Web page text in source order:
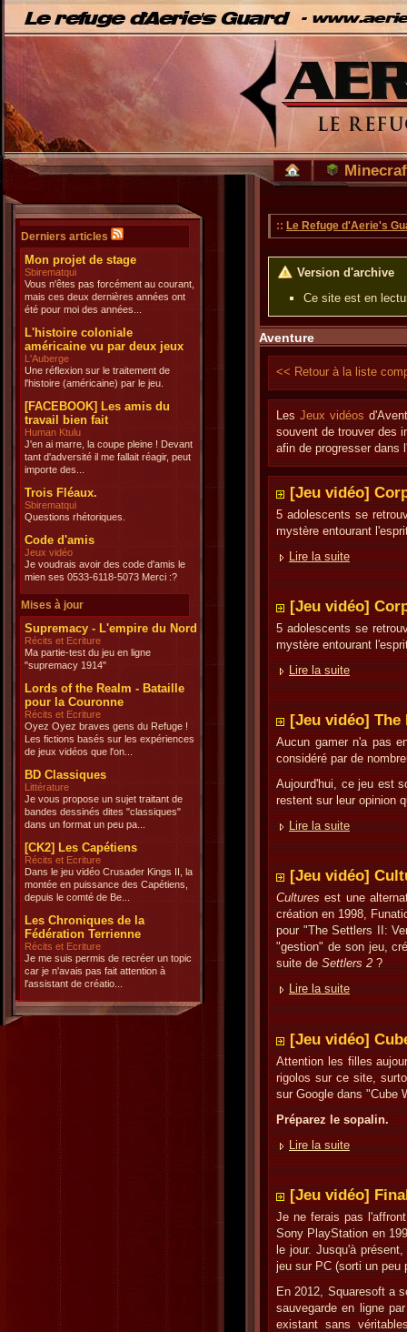
Derniers articles
Mon projet de stage
Sbirematqui
Vous n'êtes pas forcément au courant,
mais ces deux dernières années ont
été pour moi des années...
L'histoire coloniale
américaine vu par deux jeux
L'Auberge
Une réflexion sur le traitement de
l'histoire (américaine) par le jeu.
[FACEBOOK] Les amis du
travail bien fait
Human Ktulu
J'en ai marre, la coupe pleine ! Devant
tant d'adversité il me fallait réagir, peut
importe des...
Trois Fléaux.
Sbirematqui
Questions rhétoriques.
Code d'amis
Jeux vidéo
Je voudrais avoir des code d'amis le
mien ses 0533-6118-5073 Merci :?
Mises à jour
Supremacy - L'empire du Nord
Récits et Ecriture
Ma partie-test du jeu en ligne
"supremacy 1914"
Lords of the Realm - Bataille
pour la Couronne
Récits et Ecriture
Oyez Oyez braves gens du Refuge !
Les fictions basés sur les expériences
de jeux vidéos que l'on...
BD Classiques
Littérature
Je vous propose un sujet traitant de
bandes dessinés dites "classiques"
dans un format un peu pa...
[CK2] Les Capétiens
Récits et Ecriture
Dans le jeu vidéo Crusader Kings II, la
montée en puissance des Capétiens,
depuis le comté de Be...
Les Chroniques de la
Fédération Terrienne
Récits et Ecriture
Je me suis permis de recréer un topic
car je n'avais pas fait attention à
l'assistant de créatio...
:: Le Refuge d'Aerie's
Version d'archive
Ce site est en
Aventure
<< Retour à la liste
Les Jeux vidéos
souvent de trouver des
afin de progresser dans
[Jeu vidéo]
5 adolescents se
mystère entourant
Lire la suite
[Jeu vidéo]
5 adolescents se
mystère entourant
Lire la suite
[Jeu vidéo] The
Aucun gamer n'a pas
considéré par de
Aujourd'hui, ce jeu est
restent sur leur opinion
Lire la suite
[Jeu vidéo]
Cultures est une
création en 1998,
pour "The Settlers II:
"gestion" de son jeu,
suite de Settlers 2 ?
Lire la suite
[Jeu vidéo]
Attention les filles
rigolos sur ce site,
sur Google dans "Cube
Préparez le sopalin.
Lire la suite
[Jeu vidéo]
Je ne ferais pas
Sony PlayStation en
le jour. Jusqu'à
jeu sur PC (sorti un peu
En 2012, Squaresoft a
sauvegarde en ligne
existant sans